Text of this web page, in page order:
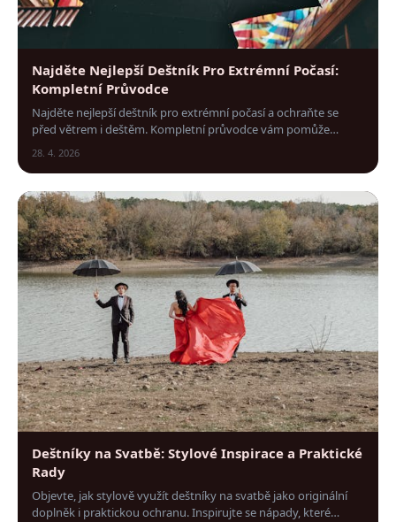
Najděte Nejlepší Deštník Pro Extrémní Počasí:
Kompletní Průvodce
Najděte nejlepší deštník pro extrémní počasí a ochraňte se
před větrem i deštěm. Kompletní průvodce vám pomůže
28. 4. 2026
Deštníky na Svatbě: Stylové Inspirace a Praktické
Rady
Objevte, jak stylově využít deštníky na svatbě jako originální
doplněk i praktickou ochranu. Inspirujte se nápady, které